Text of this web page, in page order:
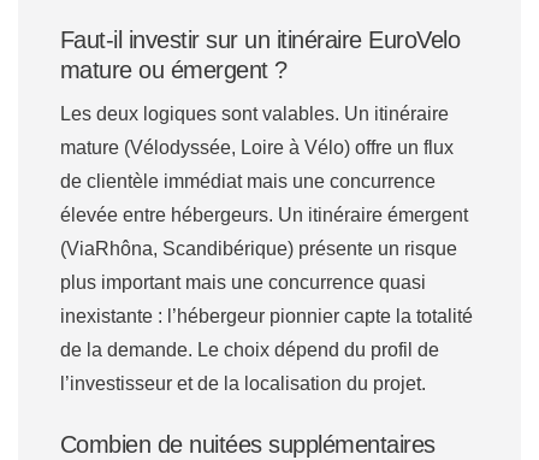
Faut-il investir sur un itinéraire EuroVelo
mature ou émergent ?
Les deux logiques sont valables. Un itinéraire
mature (Vélodyssée, Loire à Vélo) offre un flux
de clientèle immédiat mais une concurrence
élevée entre hébergeurs. Un itinéraire émergent
(ViaRhôna, Scandibérique) présente un risque
plus important mais une concurrence quasi
inexistante : l’hébergeur pionnier capte la totalité
de la demande. Le choix dépend du profil de
l’investisseur et de la localisation du projet.
Combien de nuitées supplémentaires